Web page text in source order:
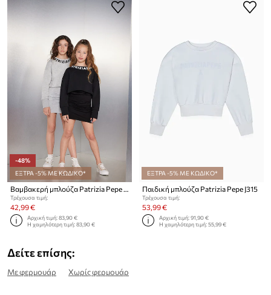
-48%
ΕΞΤΡΑ -5% ΜΕ ΚΩΔΙΚΟ*
Τρέχουσα τιμή:
42,99 €
Αρχική τιμή:83,90 €
Η χαμηλότερη τιμή:83,90 €
ΕΞΤΡΑ -5% ΜΕ ΚΩΔΙΚΟ*
Παιδική μπλούζα Patrizia Pepe J315
Τρέχουσα τιμή:
53,99 €
Αρχική τιμή:91,90 €
Η χαμηλότερη τιμή:55,99 €
Δείτε επίσης:
Με φερμουάρ Χωρίς φερμουάρ